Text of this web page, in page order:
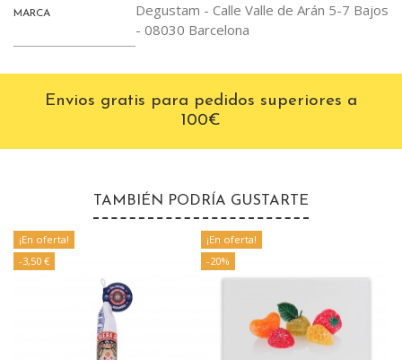
MARCA
Degustam - Calle Valle de Arán 5-7 Bajos
- 08030 Barcelona
Envios gratis para pedidos superiores a
100€
TAMBIÉN PODRÍA GUSTARTE
¡En oferta!
-3,50 €
¡En oferta!
-20%